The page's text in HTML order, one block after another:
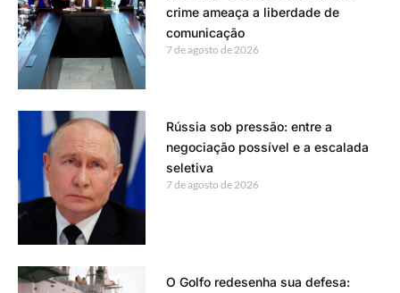
crime ameaça a liberdade de
comunicação
7 de agosto de 2026
Rússia sob pressão: entre a
negociação possível e a escalada
seletiva
7 de agosto de 2026
O Golfo redesenha sua defesa: